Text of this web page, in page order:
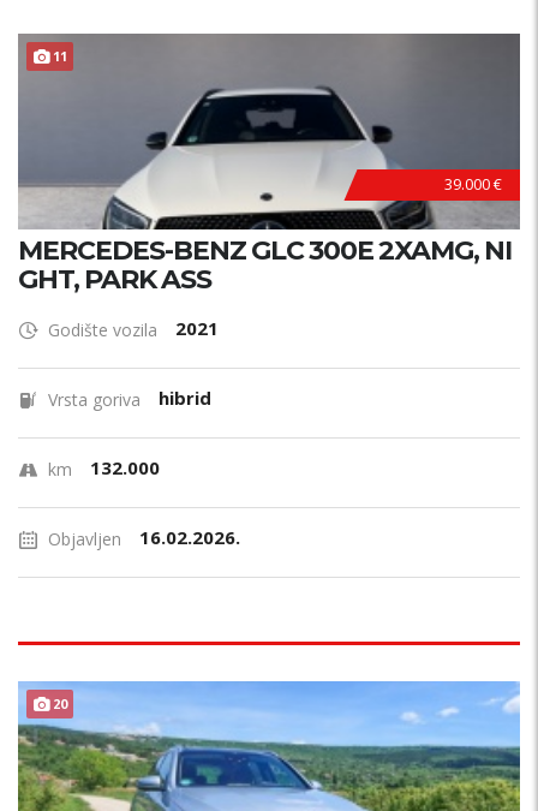
11
39.000 €
MERCEDES-BENZ GLC 300E 2XAMG, NI
GHT, PARK ASS
Godište vozila 2021
Vrsta goriva hibrid
km 132.000
Objavljen 16.02.2026.
20